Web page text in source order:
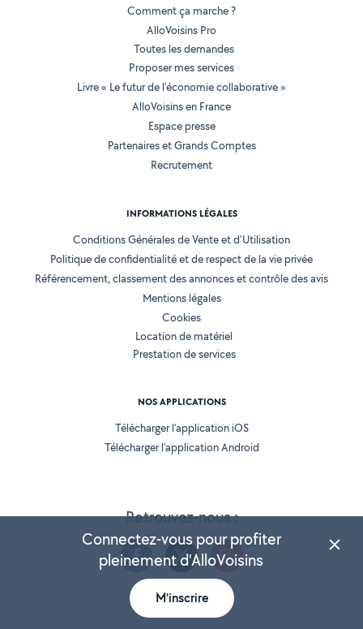
Retrouvez-nous :
Comment ça marche ?
AlloVoisins Pro
Toutes les demandes
Proposer mes services
Livre « Le futur de l'économie collaborative »
AlloVoisins en France
Espace presse
Partenaires et Grands Comptes
Recrutement
INFORMATIONS LÉGALES
Conditions Générales de Vente et d'Utilisation
Politique de confidentialité et de respect de la vie privée
Référencement, classement des annonces et contrôle des avis
Mentions légales
Cookies
Location de matériel
Prestation de services
NOS APPLICATIONS
Télécharger l’application iOS
Télécharger l’application Android
Connectez-vous pour profiter
pleinement d'AlloVoisins
M'inscrire